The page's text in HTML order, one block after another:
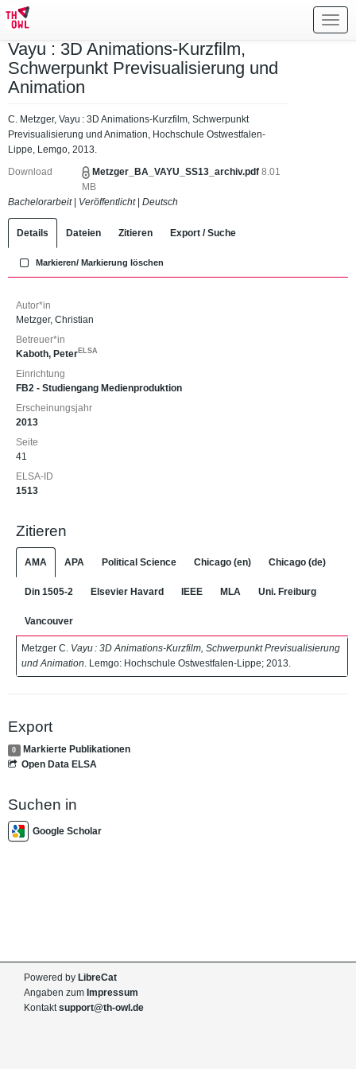
Vayu : 3D Animations-Kurzfilm,
Schwerpunkt Previsualisierung und
Animation
C. Metzger, Vayu : 3D Animations-Kurzfilm, Schwerpunkt
Previsualisierung und Animation, Hochschule Ostwestfalen-
Lippe, Lemgo, 2013.
Download Metzger_BA_VAYU_SS13_archiv.pdf 8.01
MB
Bachelorarbeit| Veröffentlicht| Deutsch
Details Dateien Zitieren Export / Suche
Markieren/ Markierung löschen
Autor*in
Metzger, Christian
Betreuer*in
Kaboth, Peter ELSA
Einrichtung
FB2 - Studiengang Medienproduktion
Erscheinungsjahr
2013
Seite
41
ELSA-ID
1513
Zitieren
AMA APA Political Science Chicago (en) Chicago (de)
Din 1505-2 Elsevier Havard IEEE MLA Uni. Freiburg
Vancouver
Metzger C. Vayu : 3D Animations-Kurzfilm, Schwerpunkt Previsualisierung
und Animation . Lemgo: Hochschule Ostwestfalen-Lippe; 2013.
Export
0
Markierte Publikationen
Open Data ELSA
Suchen in
Google Scholar
Powered by LibreCat
Angaben zum Impressum
Kontaktsupport@th-owl.de